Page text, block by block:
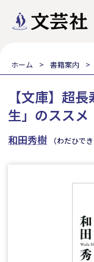
ホーム 書籍案内
【文庫】超
生」のススメ
和田秀樹 （わだひでき